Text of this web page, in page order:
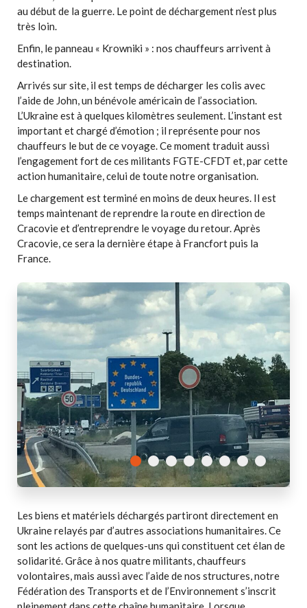
au début de la guerre. Le point de déchargement n’est plus
très loin.
Enfin, le panneau « Krowniki » : nos chauffeurs arrivent à
destination.
Arrivés sur site, il est temps de décharger les colis avec
l’aide de John, un bénévole américain de l’association.
L’Ukraine est à quelques kilomètres seulement. L’instant est
important et chargé d’émotion ; il représente pour nos
chauffeurs le but de ce voyage. Ce moment traduit aussi
l’engagement fort de ces militants FGTE-CFDT et, par cette
action humanitaire, celui de toute notre organisation.
Le chargement est terminé en moins de deux heures. Il est
temps maintenant de reprendre la route en direction de
Cracovie et d’entreprendre le voyage du retour. Après
Cracovie, ce sera la dernière étape à Francfort puis la
France.
Les biens et matériels déchargés partiront directement en
Ukraine relayés par d’autres associations humanitaires. Ce
sont les actions de quelques-uns qui constituent cet élan de
solidarité. Grâce à nos quatre militants, chauffeurs
volontaires, mais aussi avec l’aide de nos structures, notre
Fédération des Transports et de l’Environnement s’inscrit